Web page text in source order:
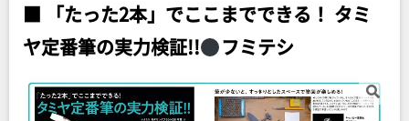
■ 「たった2本」でここまでできる！ タミ
ヤ定番筆の実力検証!!
フミテシ